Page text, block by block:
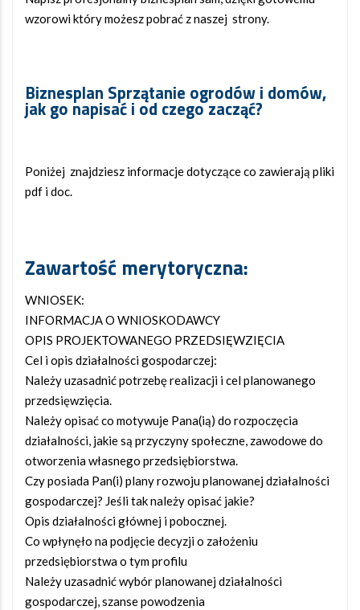
wzorowi który możesz pobrać z naszej strony.
Biznesplan Sprzątanie ogrodów i domów,
jak go napisać i od czego zacząć?
Poniżej znajdziesz informacje dotyczące co zawierają pliki
pdf i doc.
Zawartość merytoryczna:
WNIOSEK:
INFORMACJA O WNIOSKODAWCY
OPIS PROJEKTOWANEGO PRZEDSIĘWZIĘCIA
Cel i opis działalności gospodarczej:
Należy uzasadnić potrzebę realizacji i cel planowanego
przedsięwzięcia.
Należy opisać co motywuje Pana(ią) do rozpoczęcia
działalności, jakie są przyczyny społeczne, zawodowe do
otworzenia własnego przedsiębiorstwa.
Czy posiada Pan(i) plany rozwoju planowanej działalności
gospodarczej? Jeśli tak należy opisać jakie?
Opis działalności głównej i pobocznej.
Co wpłynęło na podjęcie decyzji o założeniu
przedsiębiorstwa o tym profilu
Należy uzasadnić wybór planowanej działalności
gospodarczej, szanse powodzenia